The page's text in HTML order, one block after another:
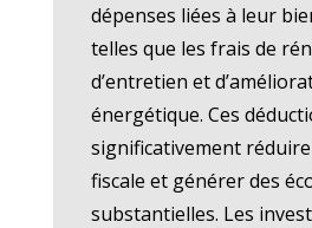
dépenses liées à leur
telles que les frais de
d’entretien et
énergétique. Ces
significativement réduire
fiscale et générer des
substantielles. Les